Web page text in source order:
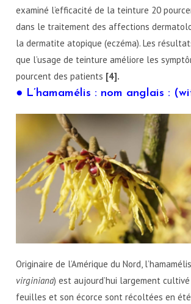
examiné l’efficacité de la teinture 20
dans le traitement des affections
la dermatite atopique (eczéma). Les
que l’usage de teinture améliore les
pourcent des patients [4].
● L’hamamélis : nom anglais :
Originaire de l’Amérique du Nord,
virginiana) est aujourd’hui largement cultivé
feuilles et son écorce sont récoltées en